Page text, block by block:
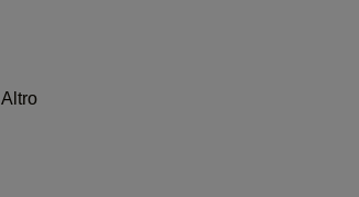
Altro